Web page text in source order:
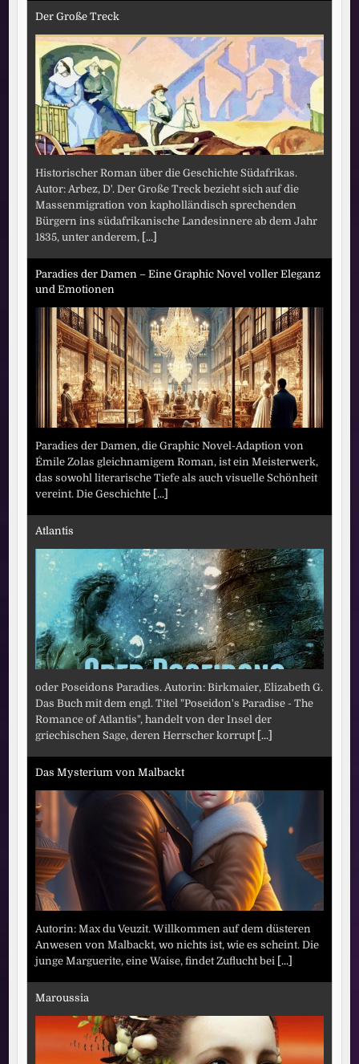
Der Große Treck
Historischer Roman über die Geschichte Südafrikas.
Autor: Arbez, D'. Der Große Treck bezieht sich auf die
Massenmigration von kapholländisch sprechenden
Bürgern ins südafrikanische Landesinnere ab dem Jahr
1835, unter anderem, [...]
Paradies der Damen – Eine Graphic Novel voller Eleganz
und Emotionen
Paradies der Damen, die Graphic Novel-Adaption von
Émile Zolas gleichnamigem Roman, ist ein Meisterwerk,
das sowohl literarische Tiefe als auch visuelle Schönheit
vereint. Die Geschichte [...]
Atlantis
oder Poseidons Paradies. Autorin: Birkmaier, Elizabeth G.
Das Buch mit dem engl. Titel "Poseidon's Paradise - The
Romance of Atlantis", handelt von der Insel der
griechischen Sage, deren Herrscher korrupt [...]
Das Mysterium von Malbackt
Autorin: Max du Veuzit. Willkommen auf dem düsteren
Anwesen von Malbackt, wo nichts ist, wie es scheint. Die
junge Marguerite, eine Waise, findet Zuflucht bei [...]
Maroussia